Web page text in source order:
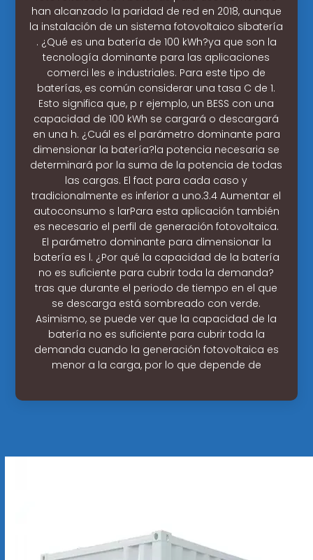
han alcanzado la paridad de red en 2018, aunque
la instalación de un sistema fotovoltaico sibatería
. ¿Qué es una batería de 100 kWh?ya que son la
tecnología dominante para las aplicaciones
comerci les e industriales. Para este tipo de
baterías, es común considerar una tasa C de 1.
Esto significa que, p r ejemplo, un BESS con una
capacidad de 100 kWh se cargará o descargará
en una h. ¿Cuál es el parámetro dominante para
dimensionar la batería?la potencia necesaria se
determinará por la suma de la potencia de todas
las cargas. El fact para cada caso y
tradicionalmente es inferior a uno.3.4 Aumentar el
autoconsumo s larPara esta aplicación también
es necesario el perfil de generación fotovoltaica.
El parámetro dominante para dimensionar la
batería es l. ¿Por qué la capacidad de la batería
no es suficiente para cubrir toda la demanda?
tras que durante el periodo de tiempo en el que
se descarga está sombreado con verde.
Asimismo, se puede ver que la capacidad de la
batería no es suficiente para cubrir toda la
demanda cuando la generación fotovoltaica es
menor a la carga, por lo que depende de